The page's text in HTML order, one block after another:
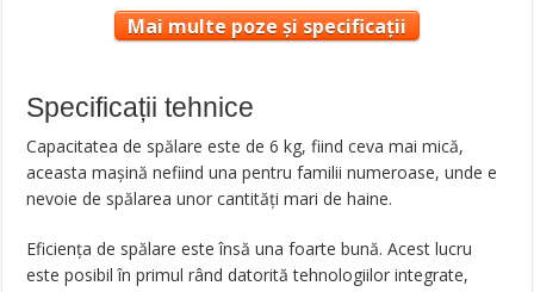
Mai multe poze și specificații
Specificații tehnice
Capacitatea de spălare este de 6 kg, fiind ceva mai mică,
aceasta mașină nefiind una pentru familii numeroase, unde e
nevoie de spălarea unor cantități mari de haine.
Eficiența de spălare este însă una foarte bună. Acest lucru
este posibil în primul rând datorită tehnologiilor integrate,